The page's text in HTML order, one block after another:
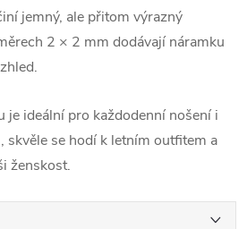
jemný, ale přitom výrazný
2 × 2 mm dodávají náramku
je ideální pro každodenní nošení i
skvěle se hodí k letním outfitem a
ženskost.